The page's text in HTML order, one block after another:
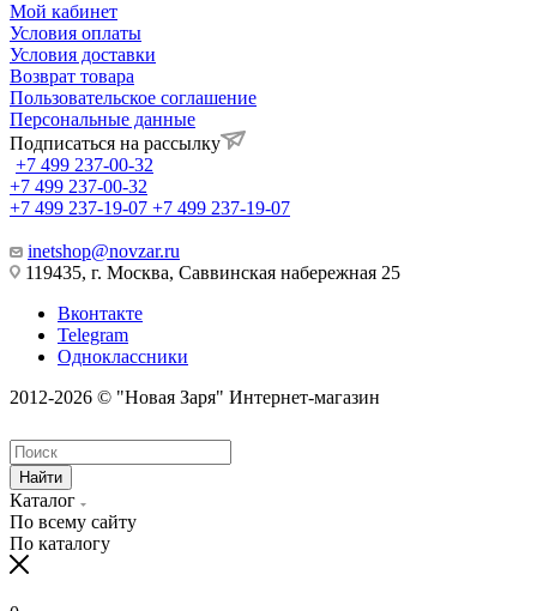
Мой кабинет
Условия оплаты
Условия доставки
Возврат товара
Пользовательское соглашение
Персональные данные
Подписаться на рассылку
+7 499 237-00-32
+7 499 237-00-32
+7 499 237-19-07 +7 499 237-19-07
inetshop@novzar.ru
119435, г. Москва, Саввинская набережная 25
Вконтакте
Telegram
Одноклассники
2012-2026 © "Новая Заря" Интернет-магазин
Найти
Каталог
По всему сайту
По каталогу